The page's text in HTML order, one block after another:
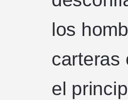
los
carteras
el